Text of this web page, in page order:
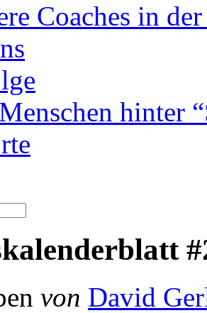
Coaches in der
hinter
von David